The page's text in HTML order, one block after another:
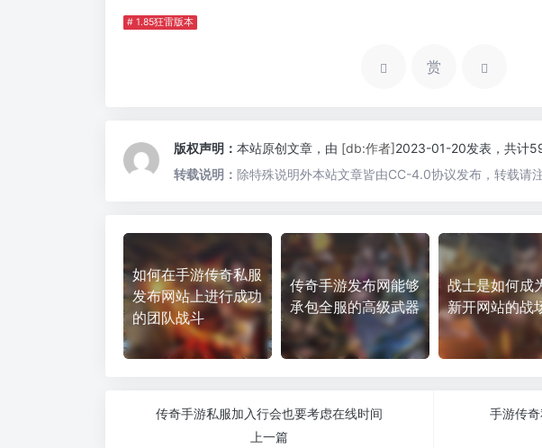
# 1.85狂雷版本
赏
版权声明： 本站原创文章，由 [db:作者]2023-01-20发表，共计
转载说明： 除特殊说明外本站文章皆由CC-4.0协议发布，转载请注
如何在手游传奇私服
发布网站上进行成功
的团队战斗
传奇手游发布网能够
承包全服的高级武器
战士是如何成
新开网站的战
传奇手游私服加入行会也要考虑在线时间
上一篇
手游传